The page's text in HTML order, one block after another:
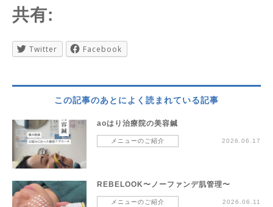
共有:
Twitter Facebook
この記事のあとによく読まれている記事
aoはり治療院の美容鍼
メニューのご紹介 2026.06.17
REBELOOK〜ノーファンデ肌管理〜
メニューのご紹介 2026.06.11